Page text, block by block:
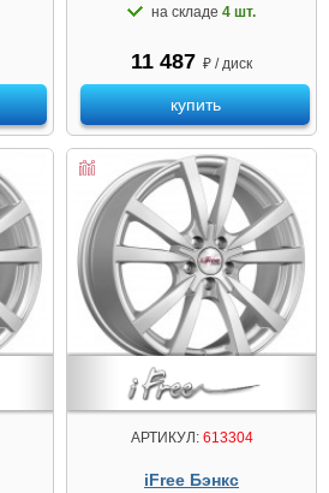
на складе 4 шт.
11 487 ₽ / диск
купить
АРТИКУЛ:613304
iFree Бэнкс